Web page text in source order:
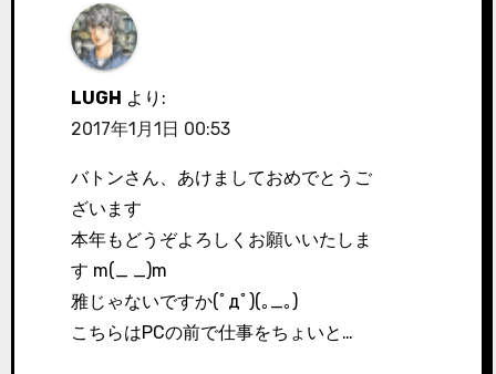
LUGH より:
2017年1月1日 00:53
バトンさん、あけましておめでとうご
ざいます
本年もどうぞよろしくお願いいたしま
す m(_ _)m
雅じゃないですか(ﾟдﾟ)(｡_｡)
こちらはPCの前で仕事をちょいと…